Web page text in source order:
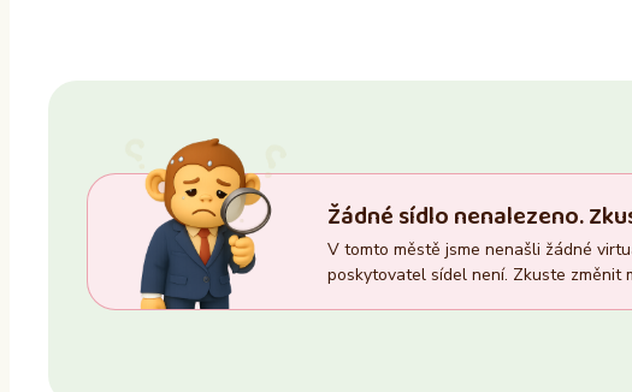
Trvalý pobyt
Ano
Ne
Ano
Ne
Žádné sídlo nenalezeno.
V tomto městě jsme nenašli žádné
poskytovatel sídel není. Zkuste změnit